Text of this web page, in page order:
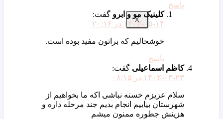
X
پاسخ
کلینیک مو و ابرو گفت:
۱۴۰۳-۰۵-۱۴ در ۲۰:۱۶
خوشحالیم که براتون مفید بوده است.
پاسخ
کاظم اسماعیلی گفت:
۱۴۰۲-۰۳-۲۳ در ۰۸:۱۵
سلام عزیزم خسته نباشى اکه ما بخواهیم از
شهرستان بیاییم انجام بدیم جند مرحله داره و
هزینش جطوره ممنون میشم